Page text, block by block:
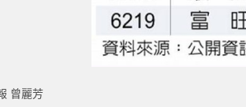
曾麗芳